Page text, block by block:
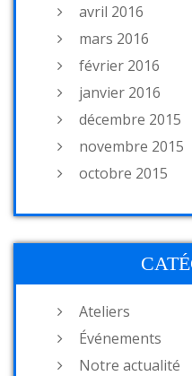
avril 2016
mars 2016
février 2016
janvier 2016
décembre 2015
novembre 2015
octobre 2015
Ateliers
Événements
Notre actualité